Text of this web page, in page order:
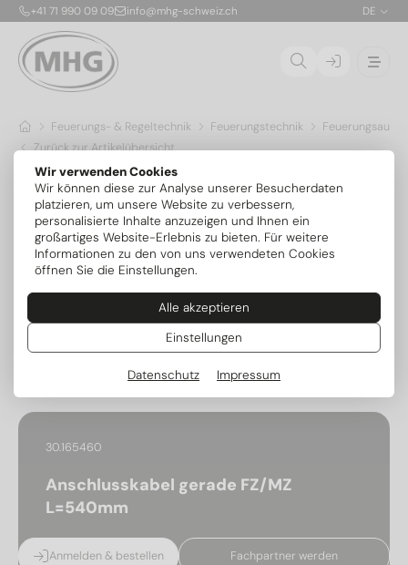
Wir verwenden Cookies
Wir können diese zur Analyse unserer Besucherdaten
platzieren, um unsere Website zu verbessern,
personalisierte Inhalte anzuzeigen und Ihnen ein
großartiges Website-Erlebnis zu bieten. Für weitere
Informationen zu den von uns verwendeten Cookies
öffnen Sie die Einstellungen.
Alle akzeptieren
Einstellungen
Datenschutz Impressum
+41 71 990 09 09 info@mhg-schweiz.ch DE
Feuerungs- & Regeltechnik Feuerungstechnik
Zurück zur Artikelübersicht
30.165460
Anschlusskabel gerade FZ/MZ
L=540mm
Anmelden & bestellen Fachpartner werden